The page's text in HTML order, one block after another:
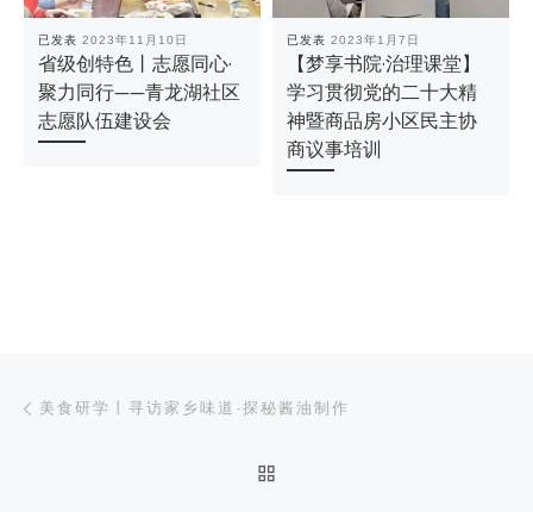
已发表 2023年11月10日
省级创特色丨志愿同心·
聚力同行——青龙湖社区
志愿队伍建设会
已发表 2023年1月7日
【梦享书院·治理课堂】
学习贯彻党的二十大精
神暨商品房小区民主协
商议事培训
文章导航
美食研学丨寻访家乡味道·探秘酱油制作